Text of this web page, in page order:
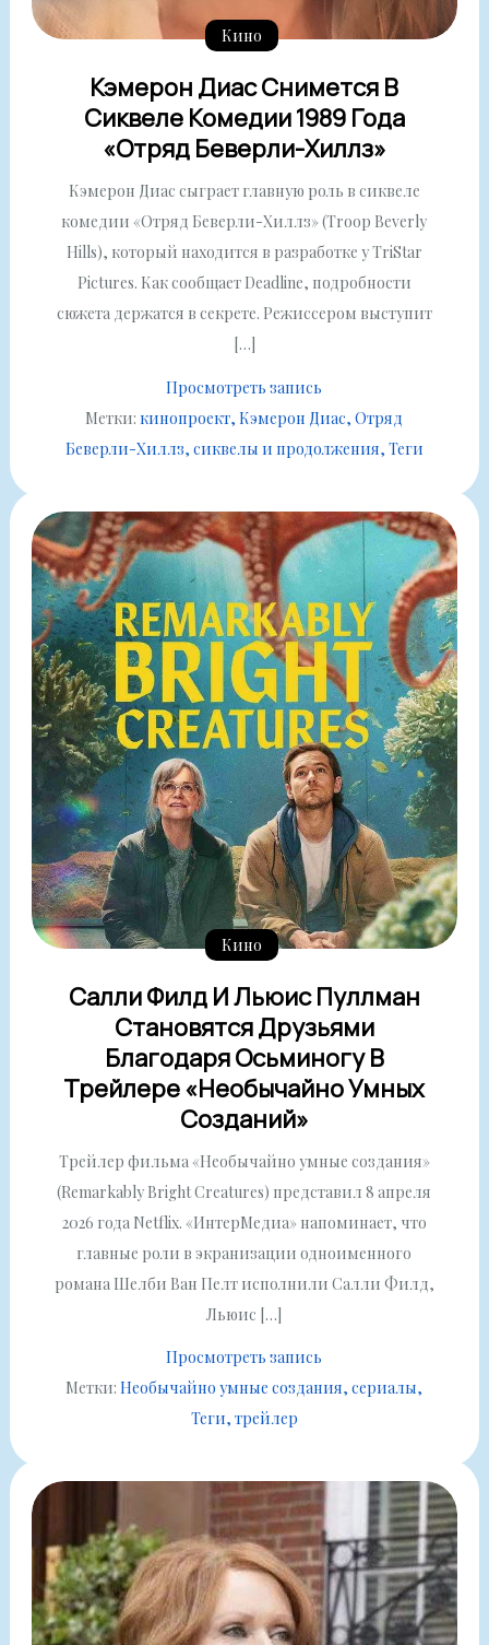
Кино
Кэмерон Диас Снимется В
Сиквеле Комедии 1989 Года
«Отряд Беверли-Хиллз»
Кэмерон Диас сыграет главную роль в сиквеле
комедии «Отряд Беверли-Хиллз» (Troop Beverly
Hills), который находится в разработке у TriStar
Pictures. Как сообщает Deadline, подробности
сюжета держатся в секрете. Режиссером выступит
[…]
Просмотреть запись
Метки:кинопроект Кэмерон Диаc Отряд
Беверли-Хиллз сиквелы и продолжения Теги
Кино
Салли Филд И Льюис Пуллман
Становятся Друзьями
Благодаря Осьминогу В
Трейлере «Необычайно Умных
Созданий»
Трейлер фильма «Необычайно умные создания»
(Remarkably Bright Creatures) представил 8 апреля
2026 года Netflix. «ИнтерМедиа» напоминает, что
главные роли в экранизации одноименного
романа Шелби Ван Пелт исполнили Салли Филд,
Льюис […]
Просмотреть запись
Метки:Необычайно умные создания сериалы
Теги трейлер